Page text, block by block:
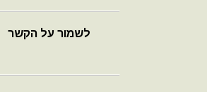
לשמור על הקשר